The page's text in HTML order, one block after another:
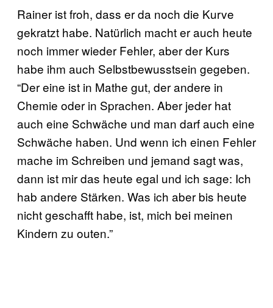
Rainer ist froh, dass er da noch die Kurve
gekratzt habe. Natürlich macht er auch heute
noch immer wieder Fehler, aber der Kurs
habe ihm auch Selbstbewusstsein gegeben.
“Der eine ist in Mathe gut, der andere in
Chemie oder in Sprachen. Aber jeder hat
auch eine Schwäche und man darf auch eine
Schwäche haben. Und wenn ich einen Fehler
mache im Schreiben und jemand sagt was,
dann ist mir das heute egal und ich sage: Ich
hab andere Stärken. Was ich aber bis heute
nicht geschafft habe, ist, mich bei meinen
Kindern zu outen.”